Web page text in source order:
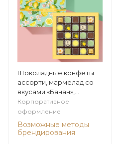
Шоколадные конфеты
ассорти, мармелад со
вкусами «Банан»,
«Зеленая дыня», суфле в
горьком шоколаде
(лимонное) 295г из
коллекции Лимонная
Корпоративное
оформление
Возможные методы
брендирования